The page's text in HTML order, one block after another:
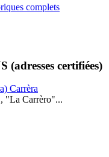
complets
certifiées)
Carrèra
"La Carrèro"...